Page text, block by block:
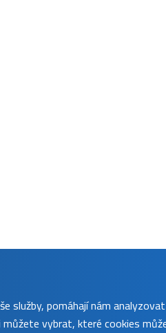
služby, pomáhají nám
vybrat, které cookies